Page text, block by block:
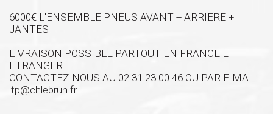
6000€ L'ENSEMBLE PNEUS AVANT + ARRIERE +
JANTES
LIVRAISON POSSIBLE PARTOUT EN FRANCE ET
ETRANGER
CONTACTEZ NOUS AU 02.31.23.00.46 OU PAR E-MAIL :
ltp@chlebrun.fr